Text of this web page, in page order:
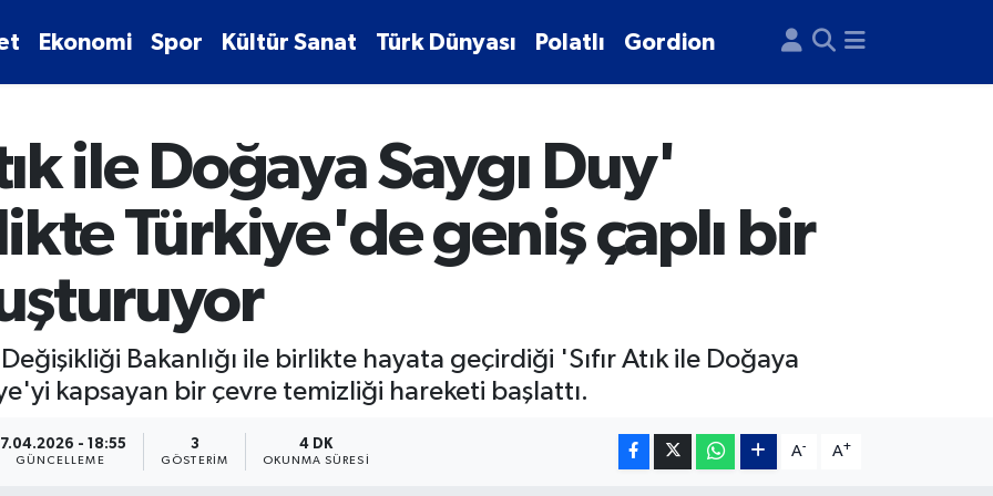
Ekonomi Spor Kültür Sanat Türk Dünyası Polatlı Gordion
ile Doğaya Saygı Duy'
Türkiye'de geniş çaplı bir
Bakanlığı ile birlikte hayata geçirdiği 'Sıfır Atık ile Doğaya
kapsayan bir çevre temizliği hareketi başlattı.
- 18:55
GÜNCELLEME
3
GÖSTERIM
4 DK
OKUNMA SÜRESI
A- A+